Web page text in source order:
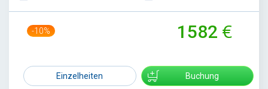
-10% 1582
Einzelheiten Buchung